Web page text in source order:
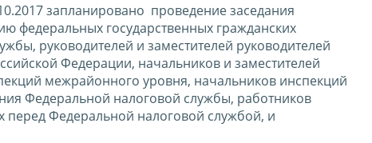
запланировано проведение заседания
федеральных государственных гражданских
руководителей и заместителей руководителей
Федерации, начальников и заместителей
межрайонного уровня, начальников инспекций
Федеральной налоговой службы, работников
перед Федеральной налоговой службой, и